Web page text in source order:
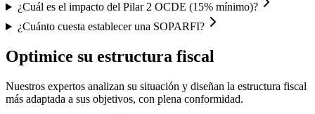
¿Cuál es el impacto del Pilar 2 OCDE (15% mínimo)?
¿Cuánto cuesta establecer una SOPARFI?
Optimice su estructura fiscal
Nuestros expertos analizan su situación y diseñan la estructura fiscal
más adaptada a sus objetivos, con plena conformidad.